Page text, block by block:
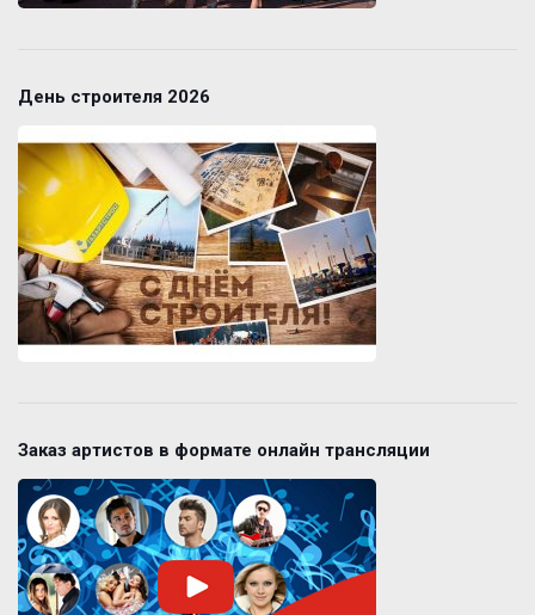
День строителя 2026
Заказ артистов в формате онлайн трансляции